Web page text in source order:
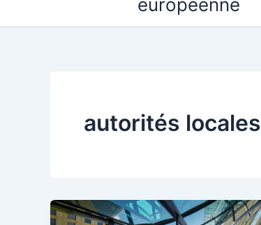
européenne
autorités locales